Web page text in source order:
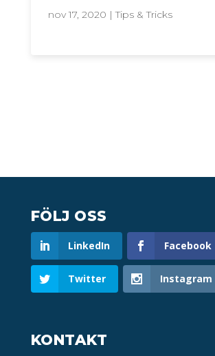
nov 17, 2020 |Tips & Tricks
FÖLJ OSS
LinkedIn Facebook
Twitter Instagram
KONTAKT